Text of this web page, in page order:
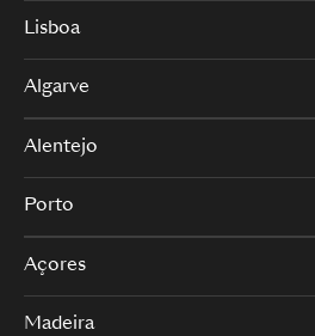
Lisboa
Algarve
Alentejo
Porto
Açores
Madeira